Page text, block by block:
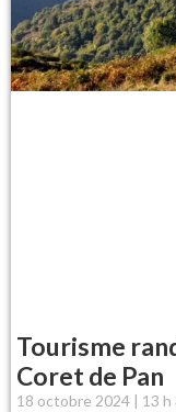
Tourisme
Coret de Pan
18 octobre 2024 13 h